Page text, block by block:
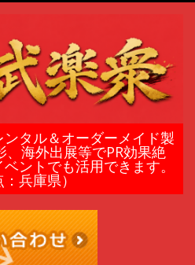
タル＆オーダーメイド製
海外出展等でPR効果絶
ントでも活用できます。
：兵庫県）